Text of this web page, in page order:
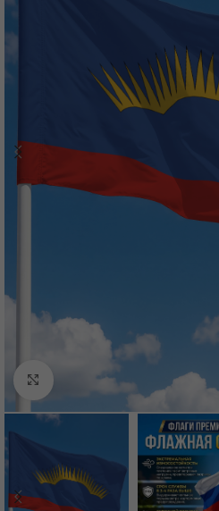
Нажмите, чтобы увеличить